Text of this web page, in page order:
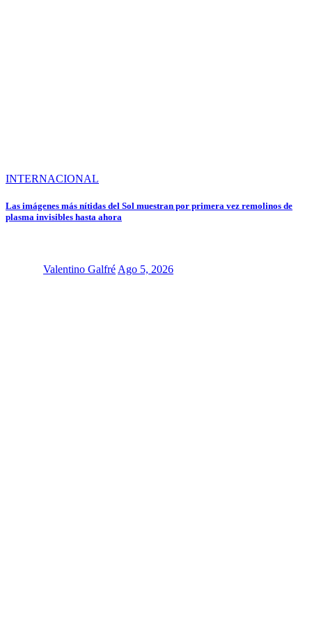
INTERNACIONAL
Las imágenes más nítidas del Sol muestran por primera vez remolinos de
plasma invisibles hasta ahora
Valentino Galfré Ago 5, 2026